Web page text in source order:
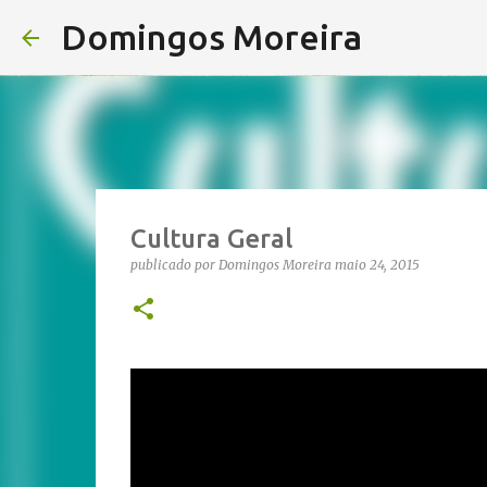
Domingos Moreira
Cultura Geral
publicado por Domingos Moreira maio 24, 2015